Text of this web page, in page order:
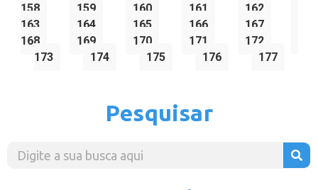
158
159 160 161
162
163
164 165 166
167
168
169 170 171
172
173
174 175 176 177
Pesquisar